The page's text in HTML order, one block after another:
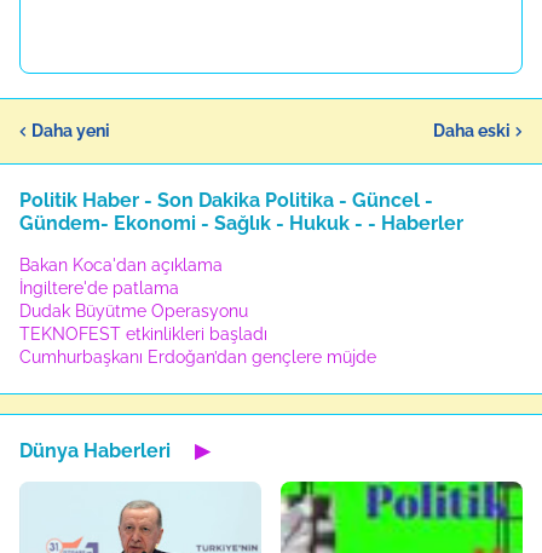
Daha yeni Daha eski
Politik Haber - Son Dakika Politika - Güncel -
Gündem- Ekonomi - Sağlık - Hukuk - - Haberler
Bakan Koca'dan açıklama
İngiltere'de patlama
Dudak Büyütme Operasyonu
TEKNOFEST etkinlikleri başladı
Cumhurbaşkanı Erdoğan’dan gençlere müjde
Dünya Haberleri ▶